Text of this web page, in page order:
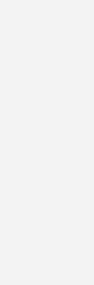
die dingliche Sicherung
schützt den Berechtigten
benannten Dritten
Dienstbarkeit zugunsten
zugunsten der
für den Dritten
hingegen einer
Gemeinde kann im
verzichtet werden. In
werden, dass die
des
werden müssen.
Veltrup und Katrin
ENERGIEN von